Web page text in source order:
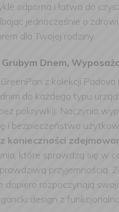
odporna i łatwa do
jednocześnie o
dla Twojej rodziny.
Dnem,
z kolekcji Padova
do każdego typu
pokrywki). Naczynia
i bezpieczeństwo
konieczności
które sprawdzą się w
przyjemnością.
dopiero rozpoczynają
design z